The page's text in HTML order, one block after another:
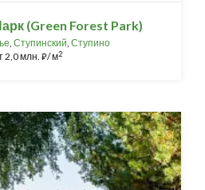
(Green Forest Park)
, Ступинский, Ступино
2,0 млн. ⃏/ м2